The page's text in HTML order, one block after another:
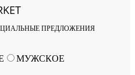
ПРЕДЛОЖЕНИЯ
МУЖСКОЕ